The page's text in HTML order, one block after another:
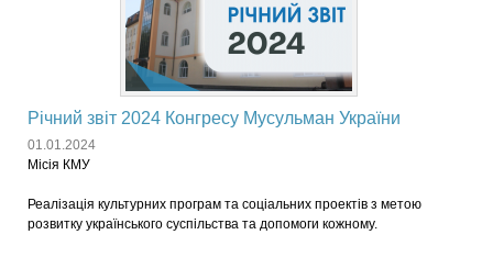
Річний звіт 2024 Конгресу Мусульман України
01.01.2024
Місія КМУ
Реалізація культурних програм та соціальних проектів з метою
розвитку українського суспільства та допомоги кожному.